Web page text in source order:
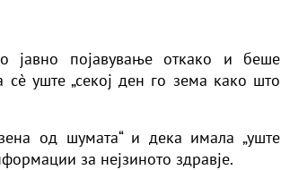
јавно појавување откако и беше
уште „секој ден го зема како што
од шумата“ и дека имала „уште
за нејзиното здравје.